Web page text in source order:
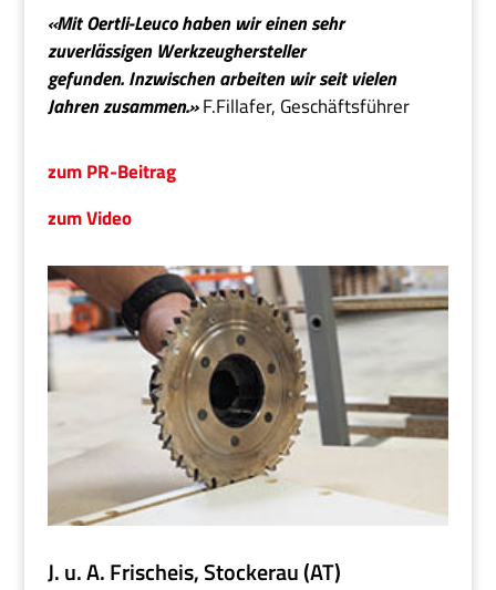
«Mit Oertli-Leuco haben wir einen sehr
zuverlässigen Werkzeughersteller
gefunden. Inzwischen arbeiten wir seit vielen
Jahren zusammen.»F.Fillafer, Geschäftsführer
zum PR-Beitrag
zum Video
J. u. A. Frischeis, Stockerau (AT)